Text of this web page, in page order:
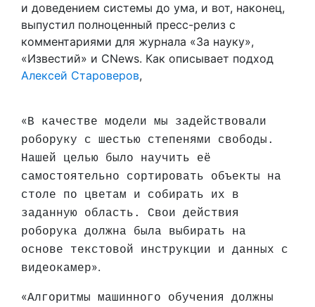
и доведением системы до ума, и вот, наконец,
выпустил полноценный пресс-релиз с
комментариями для журнала «За науку»,
«Известий» и CNews. Как описывает подход
Алексей Староверов,
«В качестве модели мы задействовали
роборуку с шестью степенями свободы.
Нашей целью было научить её
самостоятельно сортировать объекты на
столе по цветам и собирать их в
заданную область. Свои действия
роборука должна была выбирать на
основе текстовой инструкции и данных с
видеокамер».
«Алгоритмы машинного обучения должны